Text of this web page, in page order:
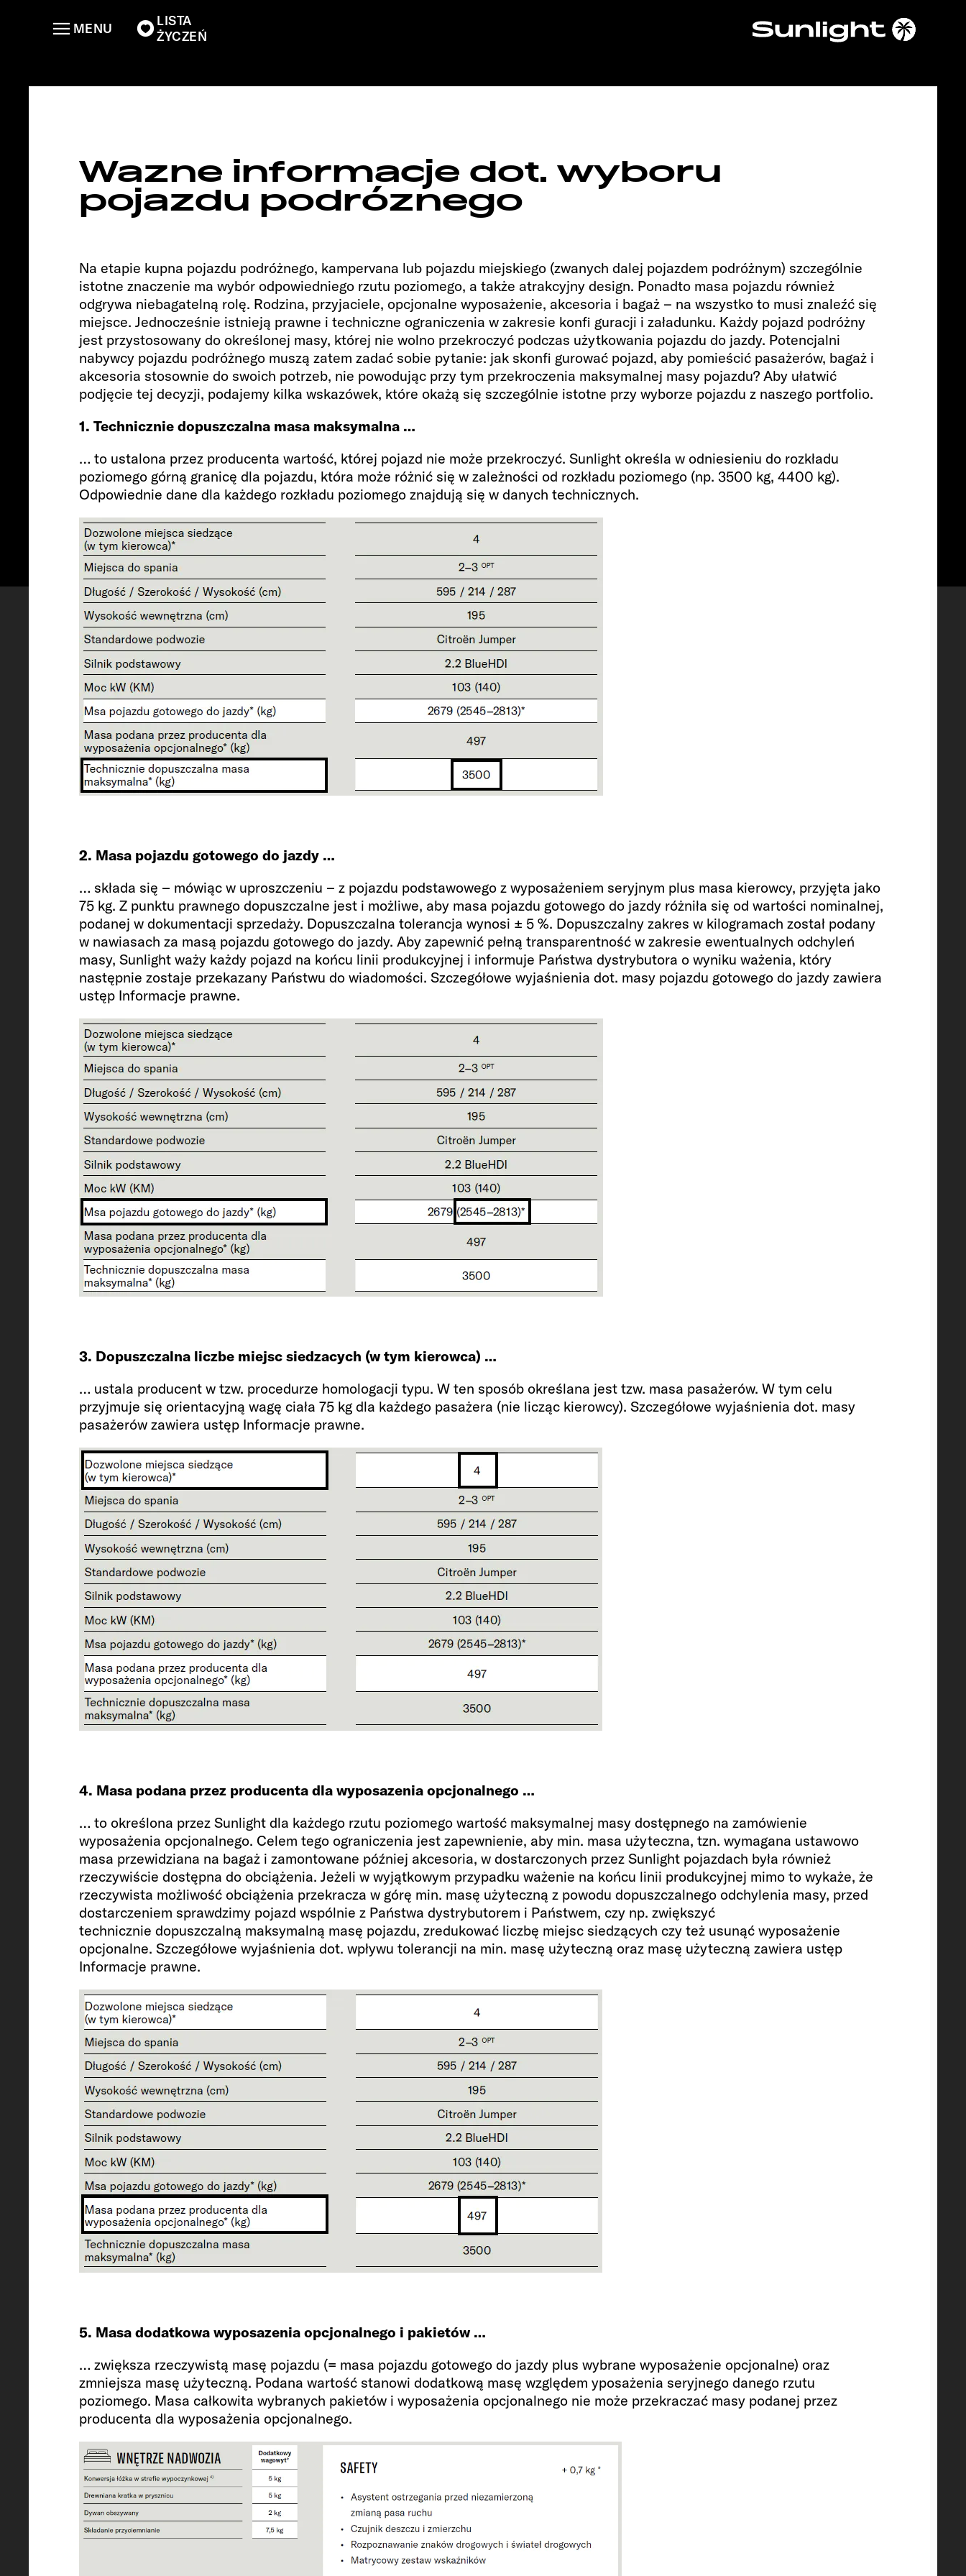
LISTA
ŻYCZEŃ
MENU
Wazne informacje dot. wyboru
pojazdu podróznego
Na etapie kupna pojazdu podróżnego, kampervana lub pojazdu miejskiego (zwanych dalej pojazdem podróżnym) szczególnie
istotne znaczenie ma wybór odpowiedniego rzutu poziomego, a także atrakcyjny design. Ponadto masa pojazdu również
odgrywa niebagatelną rolę. Rodzina, przyjaciele, opcjonalne wyposażenie, akcesoria i bagaż – na wszystko to musi znaleźć się
miejsce. Jednocześnie istnieją prawne i techniczne ograniczenia w zakresie konfi guracji i załadunku. Każdy pojazd podróżny
jest przystosowany do określonej masy, której nie wolno przekroczyć podczas użytkowania pojazdu do jazdy. Potencjalni
nabywcy pojazdu podróżnego muszą zatem zadać sobie pytanie: jak skonfi gurować pojazd, aby pomieścić pasażerów, bagaż i
akcesoria stosownie do swoich potrzeb, nie powodując przy tym przekroczenia maksymalnej masy pojazdu? Aby ułatwić
podjęcie tej decyzji, podajemy kilka wskazówek, które okażą się szczególnie istotne przy wyborze pojazdu z naszego portfolio.
1. Technicznie dopuszczalna masa maksymalna …
… to ustalona przez producenta wartość, której pojazd nie może przekroczyć. Sunlight określa w odniesieniu do rozkładu
poziomego górną granicę dla pojazdu, która może różnić się w zależności od rozkładu poziomego (np. 3500 kg, 4400 kg).
Odpowiednie dane dla każdego rozkładu poziomego znajdują się w danych technicznych.
2. Masa pojazdu gotowego do jazdy …
… składa się – mówiąc w uproszczeniu – z pojazdu podstawowego z wyposażeniem seryjnym plus masa kierowcy, przyjęta jako
75 kg. Z punktu prawnego dopuszczalne jest i możliwe, aby masa pojazdu gotowego do jazdy różniła się od wartości nominalnej,
podanej w dokumentacji sprzedaży. Dopuszczalna tolerancja wynosi ± 5 %. Dopuszczalny zakres w kilogramach został podany
w nawiasach za masą pojazdu gotowego do jazdy. Aby zapewnić pełną transparentność w zakresie ewentualnych odchyleń
masy, Sunlight waży każdy pojazd na końcu linii produkcyjnej i informuje Państwa dystrybutora o wyniku ważenia, który
następnie zostaje przekazany Państwu do wiadomości. Szczegółowe wyjaśnienia dot. masy pojazdu gotowego do jazdy zawiera
ustęp Informacje prawne.
3. Dopuszczalna liczbe miejsc siedzacych (w tym kierowca) …
… ustala producent w tzw. procedurze homologacji typu. W ten sposób określana jest tzw. masa pasażerów. W tym celu
przyjmuje się orientacyjną wagę ciała 75 kg dla każdego pasażera (nie licząc kierowcy). Szczegółowe wyjaśnienia dot. masy
pasażerów zawiera ustęp Informacje prawne.
4. Masa podana przez producenta dla wyposazenia opcjonalnego …
… to określona przez Sunlight dla każdego rzutu poziomego wartość maksymalnej masy dostępnego na zamówienie
wyposażenia opcjonalnego. Celem tego ograniczenia jest zapewnienie, aby min. masa użyteczna, tzn. wymagana ustawowo
masa przewidziana na bagaż i zamontowane później akcesoria, w dostarczonych przez Sunlight pojazdach była również
rzeczywiście dostępna do obciążenia. Jeżeli w wyjątkowym przypadku ważenie na końcu linii produkcyjnej mimo to wykaże, że
rzeczywista możliwość obciążenia przekracza w górę min. masę użyteczną z powodu dopuszczalnego odchylenia masy, przed
dostarczeniem sprawdzimy pojazd wspólnie z Państwa dystrybutorem i Państwem, czy np. zwiększyć
technicznie dopuszczalną maksymalną masę pojazdu, zredukować liczbę miejsc siedzących czy też usunąć wyposażenie
opcjonalne. Szczegółowe wyjaśnienia dot. wpływu tolerancji na min. masę użyteczną oraz masę użyteczną zawiera ustęp
Informacje prawne.
5. Masa dodatkowa wyposazenia opcjonalnego i pakietów …
… zwiększa rzeczywistą masę pojazdu (= masa pojazdu gotowego do jazdy plus wybrane wyposażenie opcjonalne) oraz
zmniejsza masę użyteczną. Podana wartość stanowi dodatkową masę względem yposażenia seryjnego danego rzutu
poziomego. Masa całkowita wybranych pakietów i wyposażenia opcjonalnego nie może przekraczać masy podanej przez
producenta dla wyposażenia opcjonalnego.
PEUGEOT
Pasażerowie
4
Skonfiguruj Termin obejrzenia
Pojazd
599 / 205 / 258 cm
Wysokość wewnętrzna
190
Dopuszczona liczba miejsc siedzących (z
kierowcą)
Podwozie / silnik / moc kW (KM)
Peugeot Boxer / 2.2 / 103 (140)
Msa pojazdu gotowego do jazdy* (kg)
Masa wyposażenia opcjonalnego określona przez
producenta* (kg)
290
Technicznie dopuszczalna masa maksymalna*
3500
Obciążenie przyczepy 12% z hamulcem / bez
hamulca
2500 / 750
215/70 R 15 CP
Rozstaw osi
404
Rozmiar łóżka z tyłu
197 x 157 - 150
185 x 105 - 88 OPT
Lodówka / zamrażalnik
84
zbiornik na ścieki
100 / 20 / 90
Gniazdka 230 V / gniazdo USB (podwójne)
3 / 2
Ogrzewanie
Combi 4 Gas / Combi 6 Electric OPT
Schowek na dwie butle gazowe z masą
napełnienia (kg)
2 x 11kg